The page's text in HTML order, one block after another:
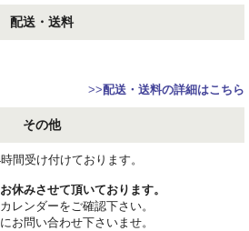
配送・送料
>>配送・送料の詳細はこちら
その他
間受け付けております。
休みさせて頂いております。
レンダーをご確認下さい。
お問い合わせ下さいませ。